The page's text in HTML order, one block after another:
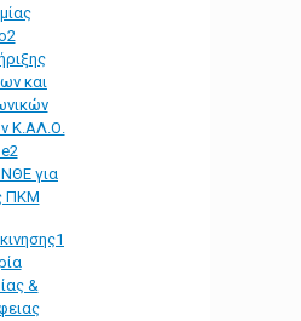
και
Κ.ΑΛ.Ο.
για
ΠΚΜ
&